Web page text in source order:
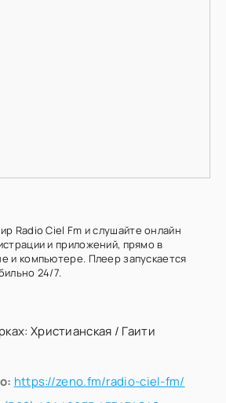
Radio Ciel Fm и слушайте онлайн
и приложений, прямо в
и компьютере. Плеер запускается
24/7.
Христианская / Гаити
https://zeno.fm/radio-ciel-fm/